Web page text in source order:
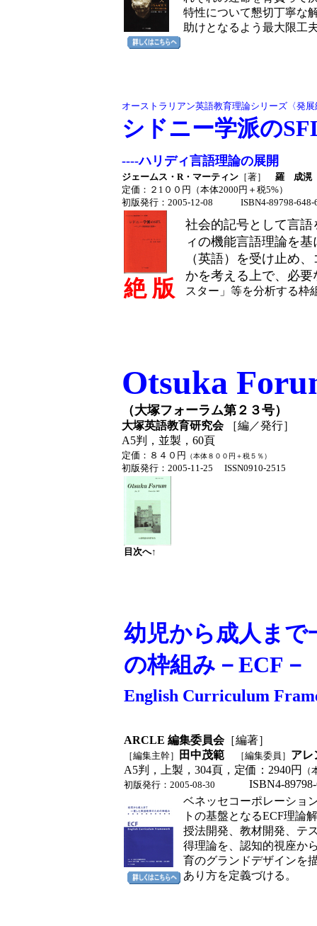
特性について懇切丁寧な
助けとなるよう最大限工
オーストラリアン英語教育理論シリーズ〈発展
シドニー学派の
----ハリディ言語理論の展開
ジェームス・R・マーティン［著］ 羅 成滉
定価：２1００円（本体2000円＋税5%）
初版発行：2005-12-08 ISBN4-89798-648-
絶 版
社会的記号として言
ィの機能言語理論を
（英語）を受け止め
かを考える上で、必要
スター」等を分析する枠
Otsuka
（大塚フォーラム第２３号）
大塚英語教育研究会
［編／発行］
A5判，並製，60頁
定価：８４０円 （本体８００円＋税５％）
初版発行：2005-11-25 ISSN0910-2515
目次へ↑
幼児から成人まで
の枠組み－ECF－
English Curriculum
ARCLE 編集委員会［編著］
［編集主幹］ 田中茂範 ［編集委員］ アレ
A5判，上製，304頁，定価：2940円
初版発行：2005-08-30 ISBN4-89798-
ベネッセコーポレーショ
トの基盤となるECF理論
授法開発、教材開発、テ
得理論を、認知的視座か
育のグランドデザインを
あり方を定義づける。